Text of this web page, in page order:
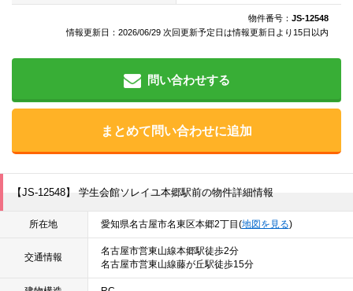
物件番号： JS-12548
情報更新日：2026/06/29 次回更新予定日は情報更新日より15日以内
問い合わせする
まとめて問い合わせに追加
【JS-12548】 学生会館ソレイユ本郷駅前の物件詳細情報
所在地 愛知県名古屋市名東区本郷2丁目(地図を見る)
交通情報
名古屋市営東山線本郷駅徒歩2分
名古屋市営東山線藤が丘駅徒歩15分